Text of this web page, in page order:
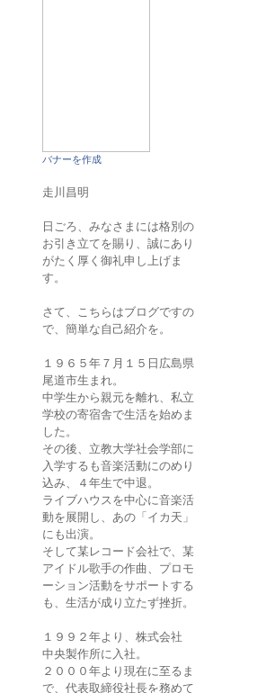
バナーを作成
走川昌明
日ごろ、みなさまには格別の
お引き立てを賜り、誠にあり
がたく厚く御礼申し上げま
す。
さて、こちらはブログですの
で、簡単な自己紹介を。
１９６５年７月１５日広島県
尾道市生まれ。
中学生から親元を離れ、私立
学校の寄宿舎で生活を始めま
した。
その後、立教大学社会学部に
入学するも音楽活動にのめり
込み、４年生で中退。
ライブハウスを中心に音楽活
動を展開し、あの「イカ天」
にも出演。
そして某レコード会社で、某
アイドル歌手の作曲、プロモ
ーション活動をサポートする
も、生活が成り立たず挫折。
１９９２年より、株式会社
中央製作所に入社。
２０００年より現在に至るま
で、代表取締役社長を務めて